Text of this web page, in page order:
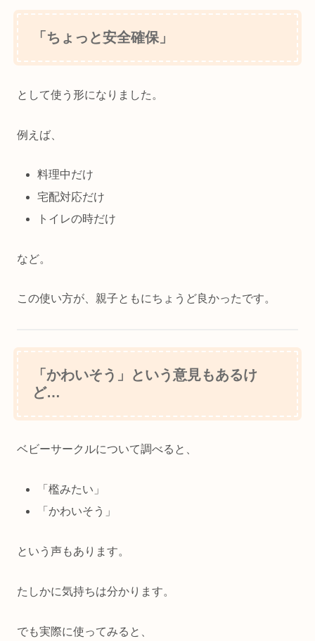
「ちょっと安全確保」
として使う形になりました。
例えば、
料理中だけ
宅配対応だけ
トイレの時だけ
など。
この使い方が、親子ともにちょうど良かったです。
「かわいそう」という意見もあるけ
ど…
ベビーサークルについて調べると、
「檻みたい」
「かわいそう」
という声もあります。
たしかに気持ちは分かります。
でも実際に使ってみると、